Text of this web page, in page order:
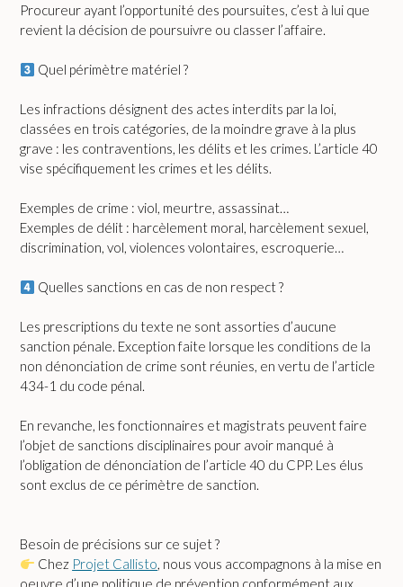
Procureur ayant l’opportunité des poursuites, c’est à lui que
revient la décision de poursuivre ou classer l’affaire.
Quel périmètre matériel ?
Les infractions désignent des actes interdits par la loi,
classées en trois catégories, de la moindre grave à la plus
grave : les contraventions, les délits et les crimes. L’article 40
vise spécifiquement les crimes et les délits.
Exemples de crime : viol, meurtre, assassinat…
Exemples de délit : harcèlement moral, harcèlement sexuel,
discrimination, vol, violences volontaires, escroquerie…
Quelles sanctions en cas de non respect ?
Les prescriptions du texte ne sont assorties d’aucune
sanction pénale. Exception faite lorsque les conditions de la
non dénonciation de crime sont réunies, en vertu de l’article
434-1 du code pénal.
En revanche, les fonctionnaires et magistrats peuvent faire
l’objet de sanctions disciplinaires pour avoir manqué à
l’obligation de dénonciation de l’article 40 du CPP. Les élus
sont exclus de ce périmètre de sanction.
Besoin de précisions sur ce sujet ?
Chez Projet Callisto, nous vous accompagnons à la mise en
oeuvre d’une politique de prévention conformément aux